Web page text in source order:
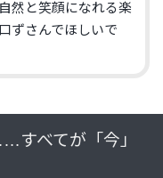
然と笑顔になれる楽
ずさんでほしいで
すべてが「今」